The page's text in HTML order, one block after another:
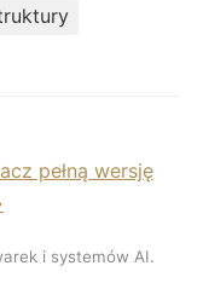
pełną wersję
i systemów AI.